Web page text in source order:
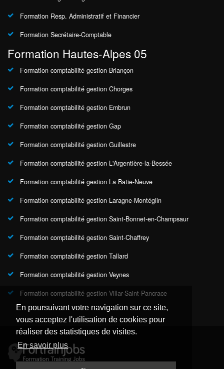
En poursuivant votre navigation sur ce site,
vous acceptez l'utilisation de cookies pour
réaliser des statistiques de visites.
En savoir plus
Formation Resp. Administratif et Financier
Formation Secrétaire-Comptable
Formation Hautes-Alpes 05
Formation comptabilité gestion Briançon
Formation comptabilité gestion Chorges
Formation comptabilité gestion Embrun
Formation comptabilité gestion Gap
Formation comptabilité gestion Guillestre
Formation comptabilité gestion L'Argentière-la-Bessée
Formation comptabilité gestion La Batie-Neuve
Formation comptabilité gestion Laragne-Montéglin
Formation comptabilité gestion Saint-Bonnet-en-Champsaur
Formation comptabilité gestion Saint-Chaffrey
Formation comptabilité gestion Tallard
Formation comptabilité gestion Veynes
Formation comptabilité gestion Villar-Saint-Pancrace